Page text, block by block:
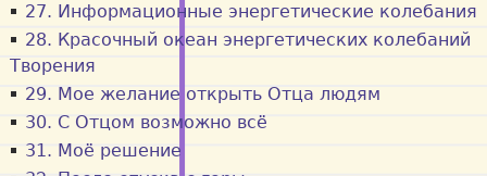
27. Информационные энергетические колебания
28. Красочный океан энергетических колебаний
Творения
29. Мое желание открыть Отца людям
30. С Отцом возможно всё
31. Моё решение